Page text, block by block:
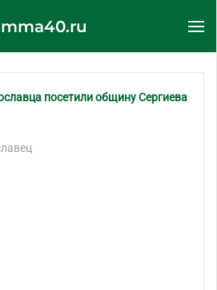
посетили общину Сергиева